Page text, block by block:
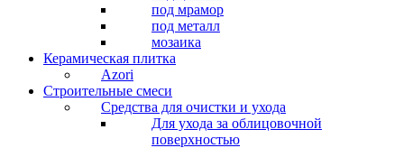
под мрамор
под металл
мозаика
Керамическая плитка
Azori
Строительные смеси
Средства для очистки и ухода
Для ухода за облицовочной
поверхностью